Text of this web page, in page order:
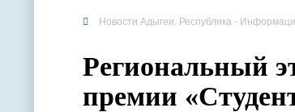
Новости Адыгеи. Республика -
Региональный
премии